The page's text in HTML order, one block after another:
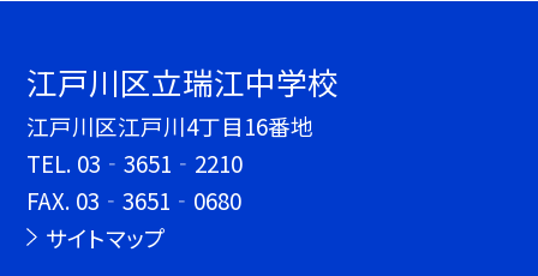
江戸川区立瑞江中学校
江戸川区江戸川4丁目16番地
TEL. 03‐3651‐2210
FAX. 03‐3651‐0680
サイトマップ